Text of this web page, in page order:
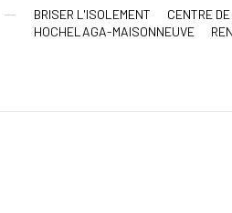
BRISER L'ISOLEMENT CENTRE
HOCHELAGA-MAISONNEUVE